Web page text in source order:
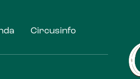
Circusinfo